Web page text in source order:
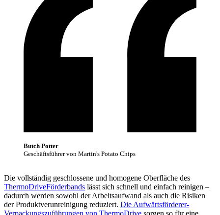
Butch Potter
Geschäftsführer von Martin's Potato Chips
Die vollständig geschlossene und homogene Oberfläche des
ThermoDriveFörderbands lässt sich schnell und einfach reinigen –
dadurch werden sowohl der Arbeitsaufwand als auch die Risiken
der Produktverunreinigung reduziert. Die Aufwärtsförderer-
Verpackungszuführungen von ThermoDrive sorgen so für eine